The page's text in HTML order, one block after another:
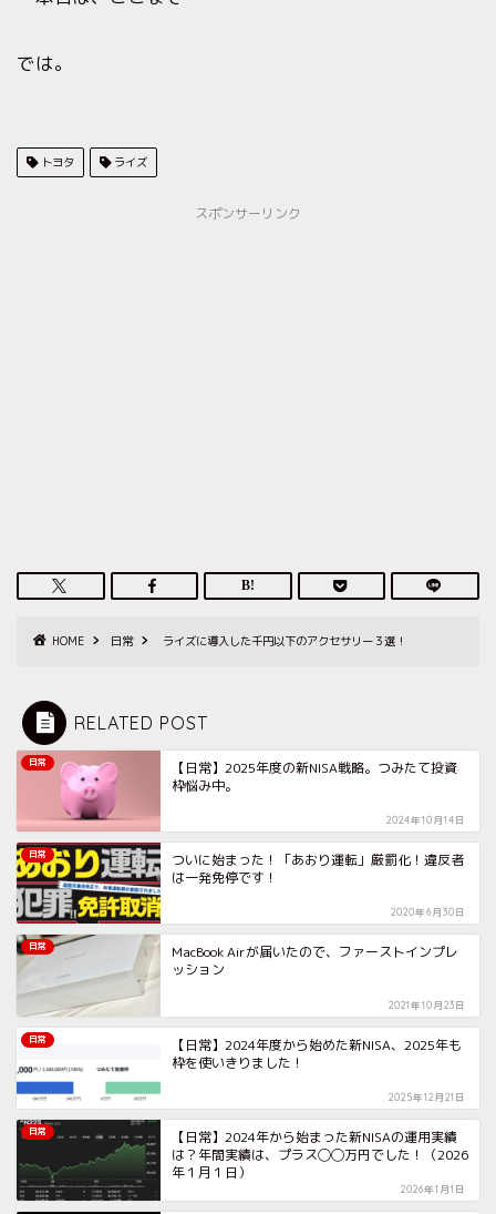
では。
トヨタ ライズ
スポンサーリンク
HOME 日常 ライズに導入した千円以下のアクセサリー３選！
RELATED POST
日常
【日常】2025年度の新NISA戦略。つみたて投資
枠悩み中。
2024年10月14日
日常
ついに始まった！「あおり運転」厳罰化！違反者
は一発免停です！
2020年6月30日
日常
MacBook Airが届いたので、ファーストインプレ
ッション
2021年10月23日
日常
【日常】2024年度から始めた新NISA、2025年も
枠を使いきりました！
2025年12月21日
日常
【日常】2024年から始まった新NISAの運用実績
は？年間実績は、プラス◯◯万円でした！（2026
年１月１日）
2026年1月1日